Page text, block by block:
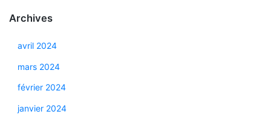
Archives
avril 2024
mars 2024
février 2024
janvier 2024